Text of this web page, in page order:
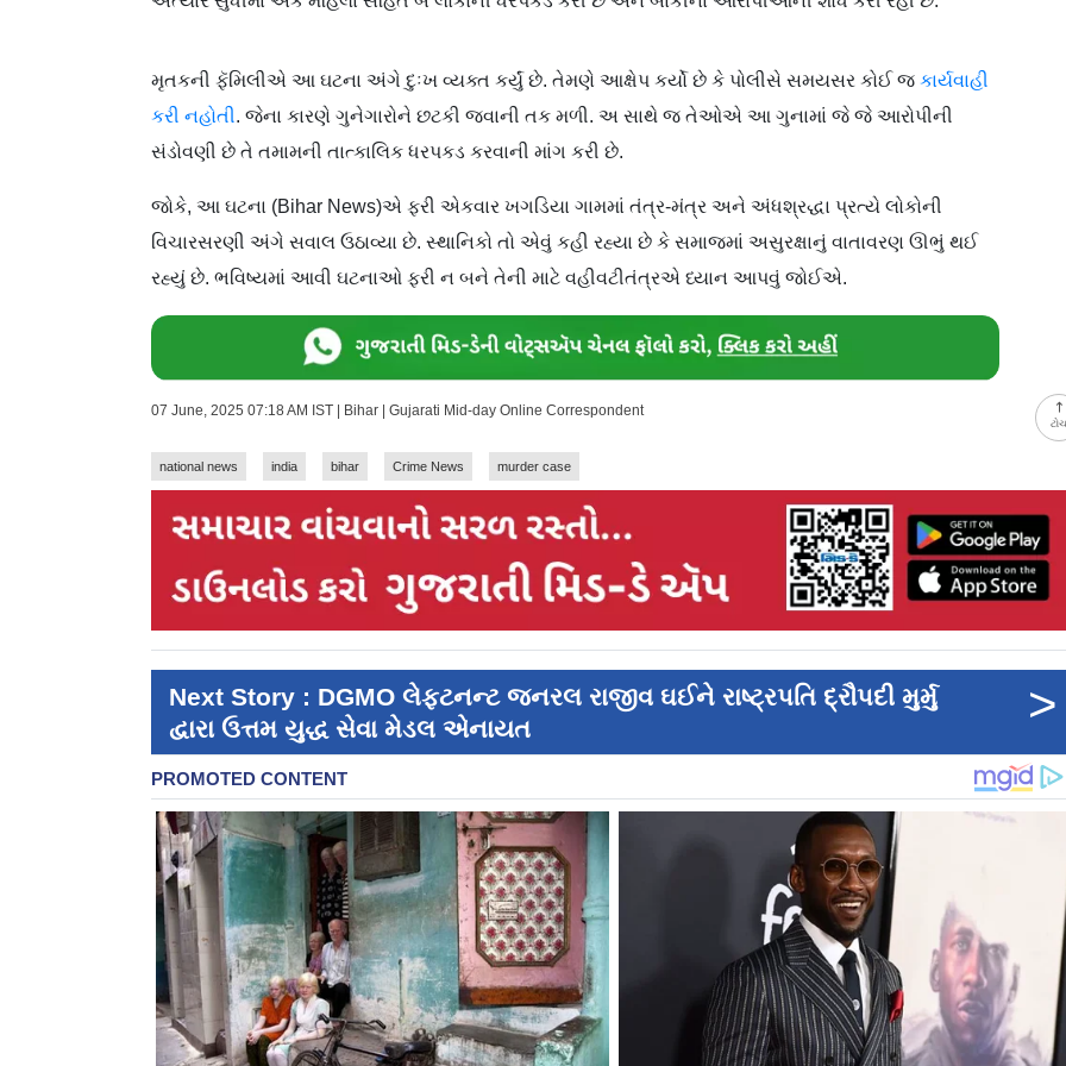
મૃતકની ફૅમિલીએ આ ઘટના અંગે દુઃખ વ્યક્ત કર્યું છે. તેમણે આક્ષેપ કર્યો છે કે પોલીસે સમયસર કોઈ જ કાર્યવાહી
કરી નહોતી. જેના કારણે ગુનેગારોને છટકી જવાની તક મળી. અ સાથે જ તેઓએ આ ગુનામાં જે જે આરોપીની
સંડોવણી છે તે તમામની તાત્કાલિક ધરપકડ કરવાની માંગ કરી છે.
જોકે, આ ઘટના (Bihar News)એ ફરી એકવાર ખગડિયા ગામમાં તંત્ર-મંત્ર અને અંધશ્રદ્ધા પ્રત્યે લોકોની
વિચારસરણી અંગે સવાલ ઉઠાવ્યા છે. સ્થાનિકો તો એવું કહી રહ્યા છે કે સમાજમાં અસુરક્ષાનું વાતાવરણ ઊભું થઈ
રહ્યું છે. ભવિષ્યમાં આવી ઘટનાઓ ફરી ન બને તેની માટે વહીવટીતંત્રએ ધ્યાન આપવું જોઈએ.
07 June, 2025 07:18 AM IST | Bihar | Gujarati Mid-day Online Correspondent
national news india bihar Crime News murder case
Next Story : DGMO લેફ્ટનન્ટ જનરલ રાજીવ ઘઈને રાષ્ટ્રપતિ દ્રૌપદી મુર્મુ
દ્વારા ઉત્તમ યુદ્ધ સેવા મેડલ એનાયત
>